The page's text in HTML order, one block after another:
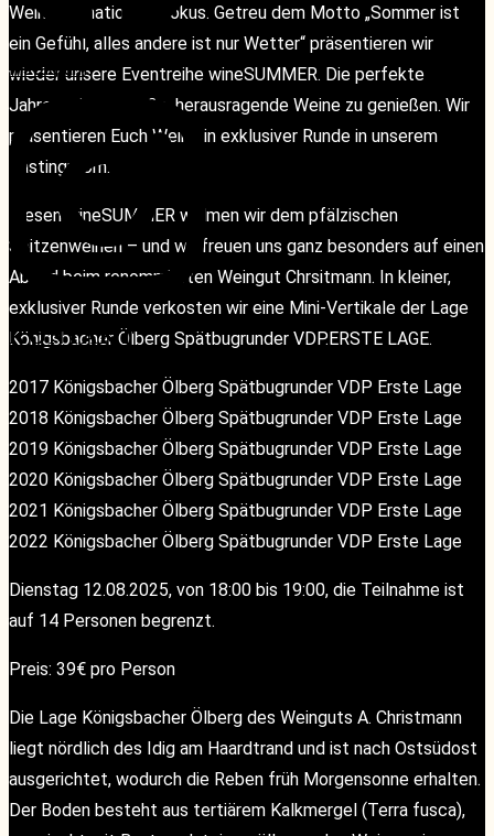
Instagram
KONTAKT
Instagram
KONTAKT
Weindestination im Fokus. Getreu dem Motto „Sommer ist
ein Gefühl, alles andere ist nur Wetter“ präsentieren wir
wieder unsere Eventreihe wineSUMMER. Die perfekte
Jahreszeit um große, herausragende Weine zu genießen. Wir
präsentieren Euch Weine in exklusiver Runde in unserem
Tastingroom.
Diesen wineSUMMER widmen wir dem pfälzischen
Spitzenweinen – und wir freuen uns ganz besonders auf einen
Abend beim renommierten Weingut Chrsitmann. In kleiner,
exklusiver Runde verkosten wir eine Mini-Vertikale der Lage
Königsbacher Ölberg Spätbugrunder VDP.ERSTE LAGE.
2017 Königsbacher Ölberg Spätbugrunder VDP Erste Lage
2018 Königsbacher Ölberg Spätbugrunder VDP Erste Lage
2019 Königsbacher Ölberg Spätbugrunder VDP Erste Lage
2020 Königsbacher Ölberg Spätbugrunder VDP Erste Lage
2021 Königsbacher Ölberg Spätbugrunder VDP Erste Lage
2022 Königsbacher Ölberg Spätbugrunder VDP Erste Lage
Dienstag 12.08.2025, von 18:00 bis 19:00, die Teilnahme ist
auf 14 Personen begrenzt.
Preis: 39€ pro Person
Die Lage Königsbacher Ölberg des Weinguts A. Christmann
liegt nördlich des Idig am Haardtrand und ist nach Ostsüdost
ausgerichtet, wodurch die Reben früh Morgensonne erhalten.
Der Boden besteht aus tertiärem Kalkmergel (Terra fusca),